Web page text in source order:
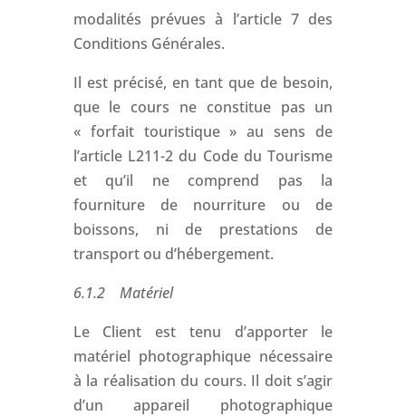
modalités prévues à l’article 7 des
Conditions Générales.
Il est précisé, en tant que de besoin,
que le cours ne constitue pas un
« forfait touristique » au sens de
l’article L211-2 du Code du Tourisme
et qu’il ne comprend pas la
fourniture de nourriture ou de
boissons, ni de prestations de
transport ou d’hébergement.
6.1.2 Matériel
Le Client est tenu d’apporter le
matériel photographique nécessaire
à la réalisation du cours. Il doit s’agir
d’un appareil photographique